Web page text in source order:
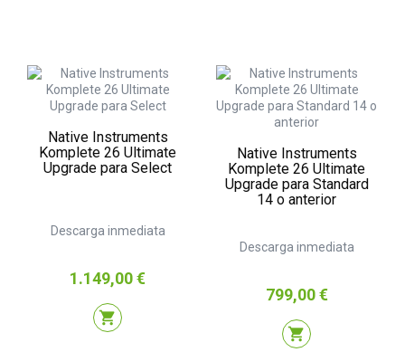
Native Instruments
Komplete 26 Ultimate
Upgrade para Select
Descarga inmediata
Precio
1.149,00 €
shopping_cart
Native Instruments
Komplete 26 Ultimate
Upgrade para Standard
14 o anterior
Descarga inmediata
Precio
799,00 €
shopping_cart